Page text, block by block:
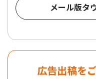
メール版タ
広告出稿を